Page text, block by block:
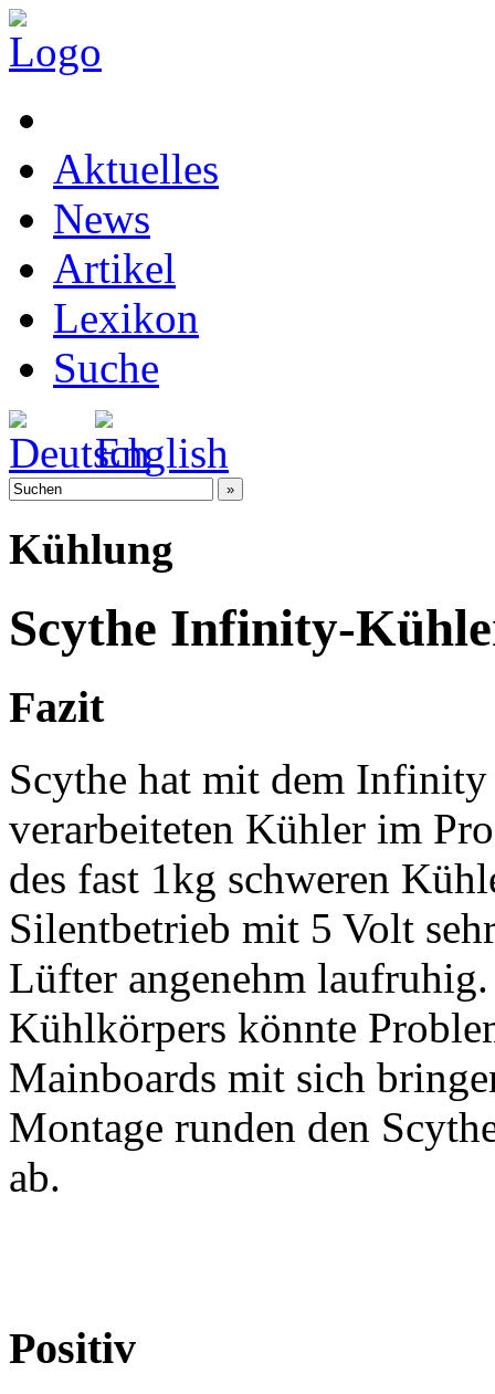
Aktuelles
News
Artikel
Lexikon
Suche
Kühlung
Scythe Infinity-
Fazit
Scythe hat mit dem
verarbeiteten Kühler im
des fast 1kg schweren
Silentbetrieb mit 5 Volt
Lüfter angenehm
Kühlkörpers könnte
Mainboards mit sich
Montage runden den
ab.
Positiv